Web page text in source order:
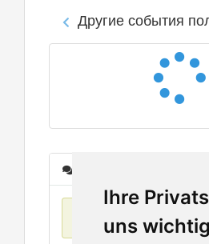
Ihre
uns wichtig
Другие события